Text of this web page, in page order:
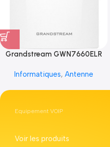
Grandstream GWN7660ELR
Informatiques, Antenne
Equipement VOIP
Voir les produits